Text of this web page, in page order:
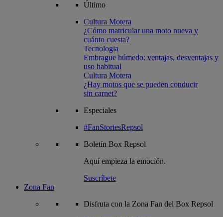
Último
Cultura Motera
¿Cómo matricular una moto nueva y
cuánto cuesta?
Tecnologia
Embrague húmedo: ventajas, desventajas y
uso habitual
Cultura Motera
¿Hay motos que se pueden conducir
sin carnet?
Especiales
#FanStoriesRepsol
Boletín Box Repsol
Aquí empieza la emoción.
Suscríbete
Zona Fan
Disfruta con la Zona Fan del Box Repsol